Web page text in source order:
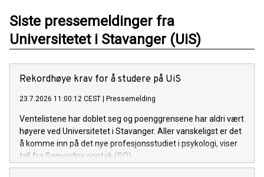
Siste pressemeldinger fra
Universitetet i Stavanger (UiS)
Rekordhøye krav for å studere på UiS
23.7.2026 11:00:12 CEST Pressemelding
Ventelistene har doblet seg og poenggrensene har aldri vært
høyere ved Universitetet i Stavanger. Aller vanskeligst er det
å komme inn på det nye profesjonsstudiet i psykologi, viser
tall fra Samordna opptak (SO).